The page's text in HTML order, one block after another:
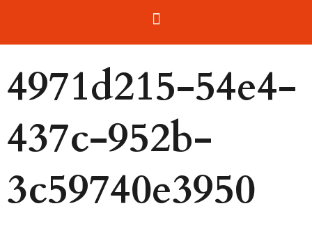
4971d215-54e4-
437c-952b-
3c59740e3950